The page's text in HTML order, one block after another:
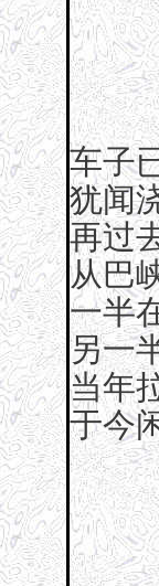
车子
犹闻
再过
从巴
一半
另一
当年
于今